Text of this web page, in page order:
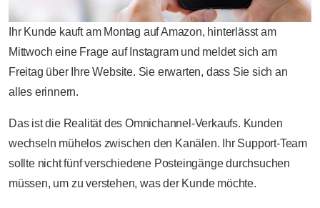
Ihr Kunde kauft am Montag auf Amazon, hinterlässt am
Mittwoch eine Frage auf Instagram und meldet sich am
Freitag über Ihre Website. Sie erwarten, dass Sie sich an
alles erinnern.
Das ist die Realität des Omnichannel-Verkaufs. Kunden
wechseln mühelos zwischen den Kanälen. Ihr Support-Team
sollte nicht fünf verschiedene Posteingänge durchsuchen
müssen, um zu verstehen, was der Kunde möchte.